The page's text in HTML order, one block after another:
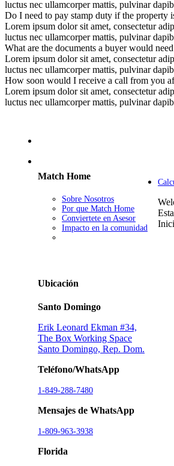
luctus nec ullamcorper mattis, pulvinar
Do I need to pay stamp duty if the property
Lorem ipsum dolor sit amet, consectetur
luctus nec ullamcorper mattis, pulvinar
What are the documents a buyer would
Lorem ipsum dolor sit amet, consectetur
luctus nec ullamcorper mattis, pulvinar
How soon would I receive a call from you
Lorem ipsum dolor sit amet, consectetur
luctus nec ullamcorper mattis, pulvinar
Match Home
Sobre Nosotros
Por que Match Home
Conviertete en Asesor
Impacto en la comunidad
Ubicación
Santo Domingo
Erik Leonard Ekman #34,
The Box Working Space
Santo Domingo, Rep. Dom.
Teléfono/WhatsApp
1-849-288-7480
Mensajes de WhatsApp
1-809-963-3938
Florida